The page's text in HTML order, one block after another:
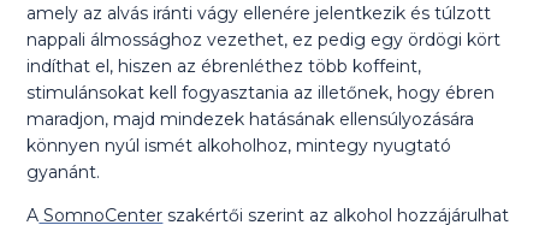
amely az alvás iránti vágy ellenére jelentkezik és túlzott
nappali álmossághoz vezethet, ez pedig egy ördögi kört
indíthat el, hiszen az ébrenléthez több koffeint,
stimulánsokat kell fogyasztania az illetőnek, hogy ébren
maradjon, majd mindezek hatásának ellensúlyozására
könnyen nyúl ismét alkoholhoz, mintegy nyugtató
gyanánt.
A SomnoCenter szakértői szerint az alkohol hozzájárulhat